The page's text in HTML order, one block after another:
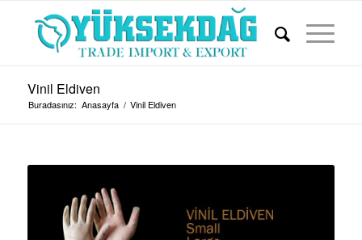
Vinil Eldiven
Buradasınız: Anasayfa / Vinil Eldiven